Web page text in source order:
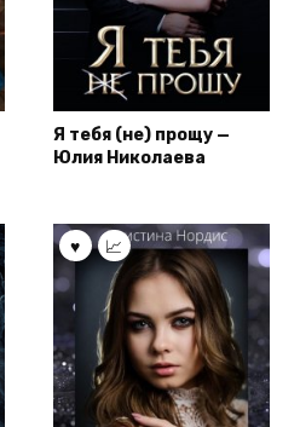
Я тебя (не) прощу —
Юлия Николаева